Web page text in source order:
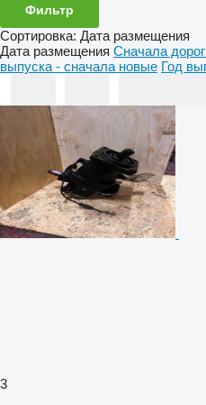
Фильтр
Сортировка: Дата размещения
Дата размещения Сначала
выпуска - сначала новые Год
3